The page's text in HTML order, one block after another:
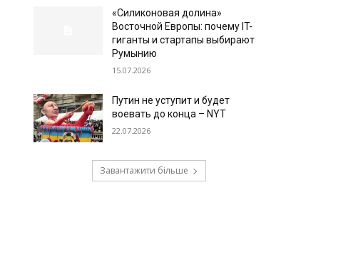
«Силиконовая долина»
Восточной Европы: почему IT-
гиганты и стартапы выбирают
Румынию
15.07.2026
Путин не уступит и будет
воевать до конца – NYT
22.07.2026
Завантажити більше